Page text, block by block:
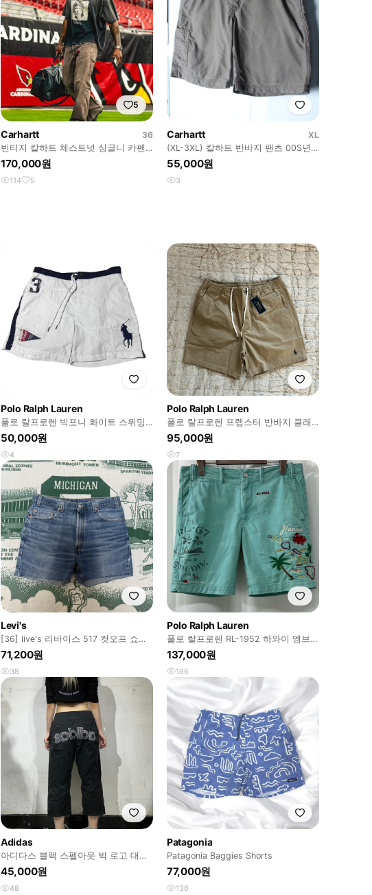
5
Carhartt
36
빈티지 칼하트 체스트넛 싱글니 카펜
터 팬츠 B11CHT
170,000원
114 5
Carhartt
XL
(XL-3XL) 칼하트 반바지 팬츠 00S년
대 가죽탭 차콜-P10734
55,000원
3
Polo Ralph Lauren
폴로 랄프로렌 빅포니 화이트 스위밍
팬츠 (No.145)
50,000원
4
Polo Ralph Lauren
폴로 랄프로렌 프렙스터 반바지 클래
식핏 M사이즈 새제품
95,000원
7
Levi's
[36] live's 리바이스 517 컷오프 쇼츠
반바지
71,200원
38
Polo Ralph Lauren
폴로 랄프로렌 RL-1952 하와이 엠브로
이더 워시드 쇼츠 반바지
137,000원
166
Adidas
아디다스 블랙 스펠아웃 빅 로고 대장
급 버뮤다 팬츠 반바지 M
45,000원
48
Patagonia
Patagonia Baggies Shorts
77,000원
136